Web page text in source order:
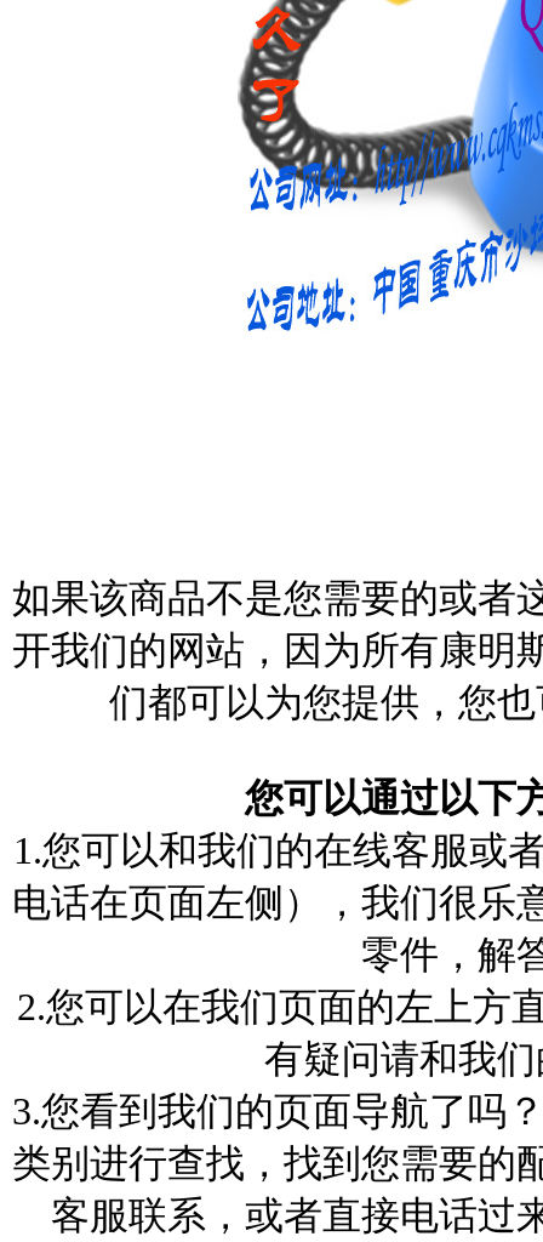
如果该商品不是您需要的或者
开我们的网站，因为所有康明
们都可以为您提供，您
您可以通过以下
1.您可以和我们的在线客服或
电话在页面左侧），我们很乐
零件，解
2.您可以在我们页面的左上方
有疑问请和我
3.您看到我们的页面导航了吗
类别进行查找，找到您需要的
客服联系，或者直接电话过